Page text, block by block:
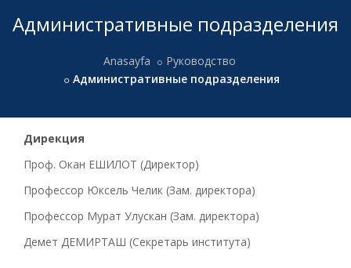
İçerik
Административные подразделения
Anasayfa
Руководство
Административные подразделения
Дирекция
Проф. Окан ЕШИЛОТ (Директор)
Профессор Юксель Челик (Зам. директора)
Профессор Мурат Улускан (Зам. директора)
Демет ДЕМИРТАШ (Секретарь института)